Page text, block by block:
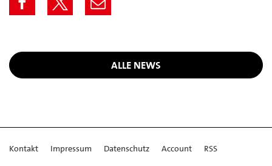
ALLE NEWS
Kontakt Impressum Datenschutz Account RSS